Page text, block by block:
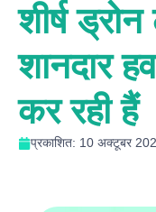
शीर्ष
शानदार
कर रही हैं
प्रकाशित: 10 अक्टूबर